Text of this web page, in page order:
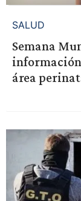
SALUD
Semana
información
área